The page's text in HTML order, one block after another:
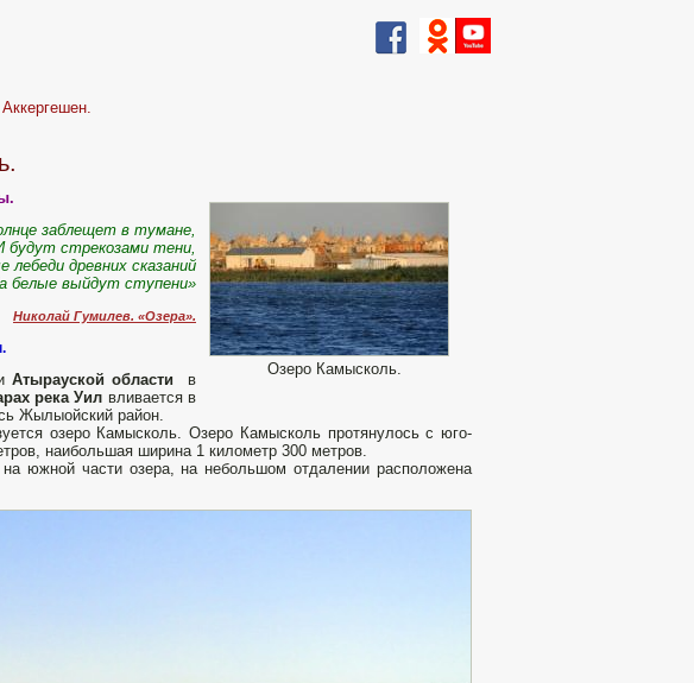
Озеро Камысколь.
заблещет в тумане,
будут стрекозами тени,
лебеди древних сказаний
белые выйдут ступени»
Николай Гумилев. «Озера».
Атырауской области в
река Уил вливается в
Жылыойский район.
озеро Камысколь. Озеро Камысколь протянулось с юго-
наибольшая ширина 1 километр 300 метров.
южной части озера, на небольшом отдалении расположена